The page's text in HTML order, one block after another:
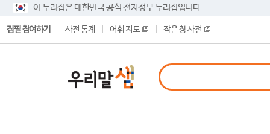
이 누리집은 대한민국 공식 전자정부 누리집입니다.
집필 참여하기 사전 통계 어휘 지도 작은 창 사전